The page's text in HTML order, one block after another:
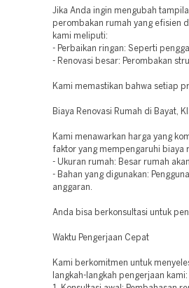
Jika Anda ingin mengubah
perombakan rumah yang efisien
kami meliputi:
- Perbaikan ringan: Seperti
- Renovasi besar: Perombakan
Kami memastikan bahwa setiap
Biaya Renovasi Rumah di Bayat,
Kami menawarkan harga yang
faktor yang mempengaruhi biaya
- Ukuran rumah: Besar rumah
- Bahan yang digunakan:
anggaran.
Anda bisa berkonsultasi untuk
Waktu Pengerjaan Cepat
Kami berkomitmen untuk
langkah-langkah pengerjaan kami: